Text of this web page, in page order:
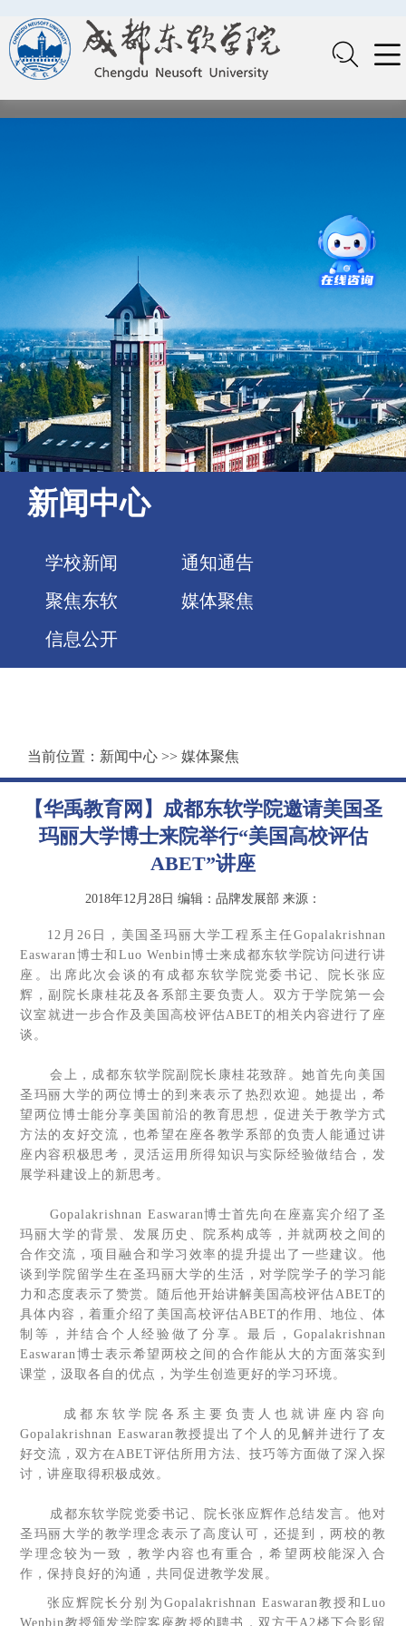
新闻中心
学校新闻
通知通告
聚焦东软
媒体聚焦
信息公开
当前位置： 新闻中心 >> 媒体聚焦
【华禹教育网】成都东软学院邀请美国圣
玛丽大学博士来院举行“美国高校评估
ABET”讲座
2018年12月28日 编辑：品牌发展部 来源：
12月26日，美国圣玛丽大学工程系主任Gopalakrishnan
Easwaran博士和Luo Wenbin博士来成都东软学院访问进行讲
座。出席此次会谈的有成都东软学院党委书记、院长张应
辉，副院长康桂花及各系部主要负责人。双方于学院第一会
议室就进一步合作及美国高校评估ABET的相关内容进行了座
谈。
会上，成都东软学院副院长康桂花致辞。她首先向美国
圣玛丽大学的两位博士的到来表示了热烈欢迎。她提出，希
望两位博士能分享美国前沿的教育思想，促进关于教学方式
方法的友好交流，也希望在座各教学系部的负责人能通过讲
座内容积极思考，灵活运用所得知识与实际经验做结合，发
展学科建设上的新思考。
Gopalakrishnan Easwaran博士首先向在座嘉宾介绍了圣
玛丽大学的背景、发展历史、院系构成等，并就两校之间的
合作交流，项目融合和学习效率的提升提出了一些建议。他
谈到学院留学生在圣玛丽大学的生活，对学院学子的学习能
力和态度表示了赞赏。随后他开始讲解美国高校评估ABET的
具体内容，着重介绍了美国高校评估ABET的作用、地位、体
制等，并结合个人经验做了分享。最后，Gopalakrishnan
Easwaran博士表示希望两校之间的合作能从大的方面落实到
课堂，汲取各自的优点，为学生创造更好的学习环境。
成都东软学院各系主要负责人也就讲座内容向
Gopalakrishnan Easwaran教授提出了个人的见解并进行了友
好交流，双方在ABET评估所用方法、技巧等方面做了深入探
讨，讲座取得积极成效。
成都东软学院党委书记、院长张应辉作总结发言。他对
圣玛丽大学的教学理念表示了高度认可，还提到，两校的教
学理念较为一致，教学内容也有重合，希望两校能深入合
作，保持良好的沟通，共同促进教学发展。
张应辉院长分别为Gopalakrishnan Easwaran教授和Luo
Wenbin教授颁发学院客座教授的聘书，双方于A2楼下合影留